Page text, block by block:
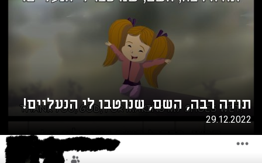
תודה רבה, השם, שנרטבו לי הנעליים!
29.12.2022